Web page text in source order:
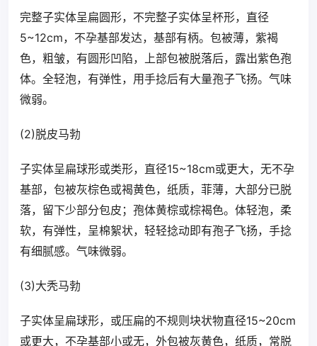
完整子实体呈扁圆形，不完整子实体呈杯形，直径
5~12cm，不孕基部发达，基部有柄。包被薄，紫褐
色，粗皱，有圆形凹陷，上部包被脱落后，露出紫色孢
体。全轻泡，有弹性，用手捻后有大量孢子飞扬。气味
微弱。
(2)脱皮马勃
子实体呈扁球形或类形，直径15~18cm或更大，无不孕
基部，包被灰棕色或褐黄色，纸质，菲薄，大部分已脱
落，留下少部分包皮；孢体黄棕或棕褐色。体轻泡，柔
软，有弹性，呈棉絮状，轻轻捻动即有孢子飞扬，手捻
有细腻感。气味微弱。
(3)大秃马勃
子实体呈扁球形，或压扁的不规则块状物直径15~20cm
或更大，不孕基部小或无，外包被灰黄色，纸质，常脱